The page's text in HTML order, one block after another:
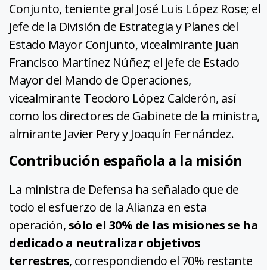
Conjunto, teniente gral José Luis López Rose; el
jefe de la División de Estrategia y Planes del
Estado Mayor Conjunto, vicealmirante Juan
Francisco Martínez Núñez; el jefe de Estado
Mayor del Mando de Operaciones,
vicealmirante Teodoro López Calderón, así
como los directores de Gabinete de la ministra,
almirante Javier Pery y Joaquín Fernández.
Contribución española a la misión
La ministra de Defensa ha señalado que de
todo el esfuerzo de la Alianza en esta
operación,sólo el 30% de las misiones se ha
dedicado a neutralizar objetivos
terrestres, correspondiendo el 70% restante